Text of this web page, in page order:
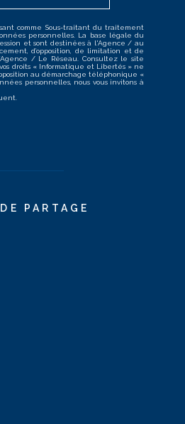
comme Sous-traitant du traitement
personnelles. La base légale du
et sont destinées à l'Agence / au
d’opposition, de limitation et de
/ Le Réseau. Consultez le site
droits « Informatique et Libertés » ne
au démarchage téléphonique «
personnelles, nous vous invitons à
PARTAGE